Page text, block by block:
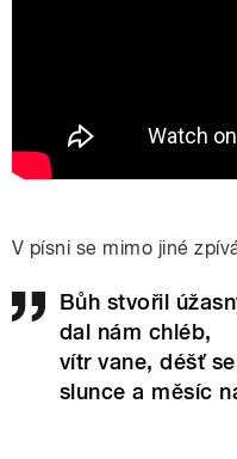
V písni se mimo jiné
Bůh stvořil
dal nám chléb,
vítr vane, déšť
slunce a měsíc